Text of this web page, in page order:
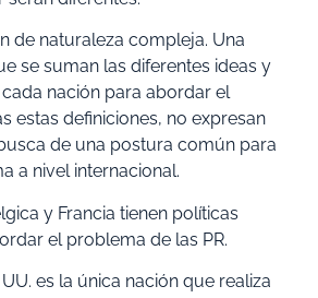
de naturaleza compleja. Una
se suman las diferentes ideas y
nación para abordar el
estas definiciones, no expresan
de una postura común para
a nivel internacional.
y Francia tienen políticas
el problema de las PR.
es la única nación que realiza